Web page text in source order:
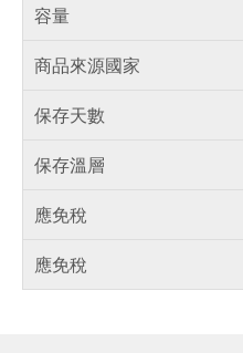
容量
商品來源國家
保存天數
保存溫層
應免稅
應免稅